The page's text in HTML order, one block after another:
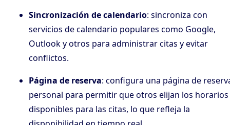
Sincronización de calendario: sincroniza con
servicios de calendario populares como Google,
Outlook y otros para administrar citas y evitar
conflictos.
Página de reserva: configura una página de
personal para permitir que otros elijan los horarios
disponibles para las citas, lo que refleja la